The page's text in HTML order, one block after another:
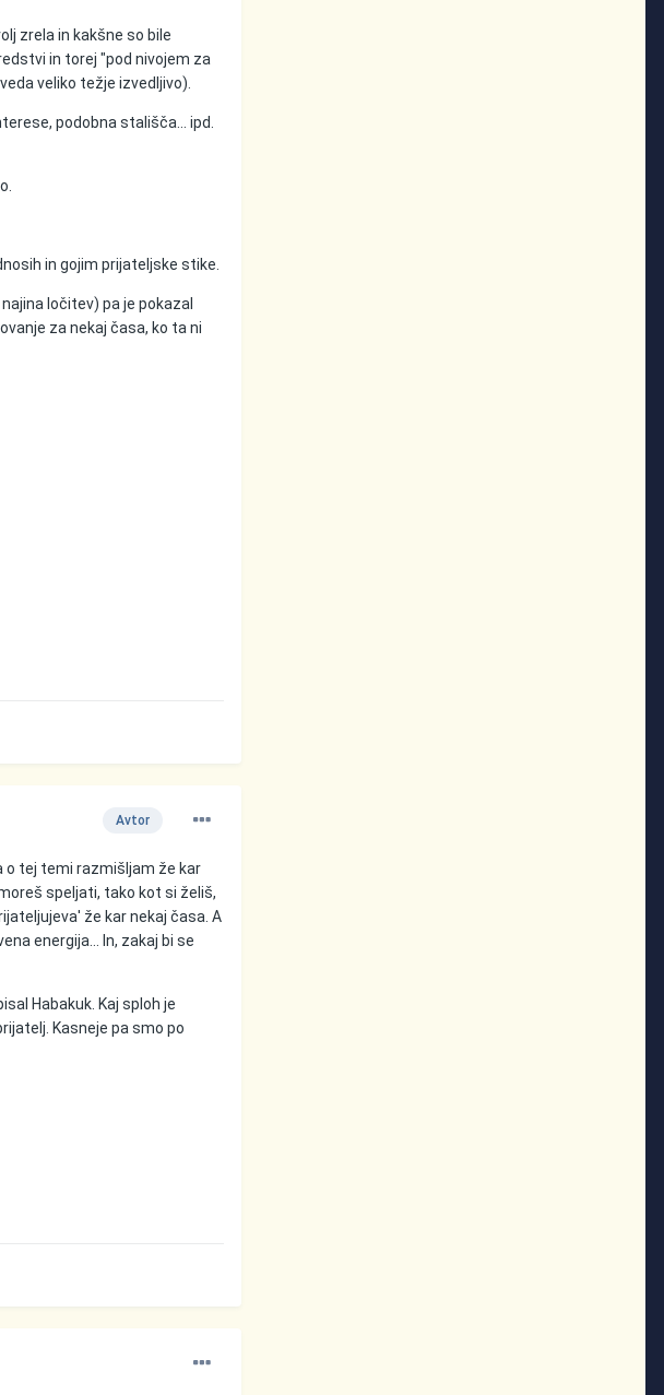
zrela in kakšne so bile
in torej "pod nivojem za
veliko težje izvedljivo).
podobna stališča... ipd.
in gojim prijateljske stike.
ločitev) pa je pokazal
za nekaj časa, ko ta ni
Avtor
o tej temi razmišljam že kar
speljati, tako kot si želiš,
že kar nekaj časa. A
energija... In, zakaj bi se
Habakuk. Kaj sploh je
Kasneje pa smo po